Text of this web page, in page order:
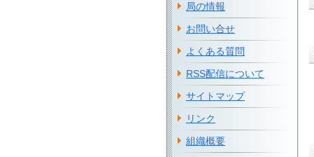
局の情報
お問い合せ
よくある質問
RSS配信について
サイトマップ
リンク
組織概要